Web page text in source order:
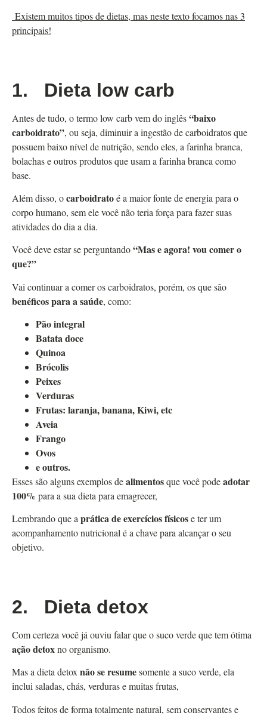
Existem muitos tipos de dietas, mas neste texto focamos nas 3
principais!
1. Dieta low carb
Antes de tudo, o termo low carb vem do inglês“baixo
carboidrato”, ou seja, diminuir a ingestão de carboidratos que
possuem baixo nível de nutrição, sendo eles, a farinha branca,
bolachas e outros produtos que usam a farinha branca como
base.
Além disso, ocarboidratoé a maior fonte de energia para o
corpo humano, sem ele você não teria força para fazer suas
atividades do dia a dia.
Você deve estar se perguntando“Mas e agora! vou comer o
que?”
Vai continuar a comer os carboidratos, porém, os que são
benéficos para a saúde, como:
Pão integral
Batata doce
Quinoa
Brócolis
Peixes
Verduras
Frutas: laranja, banana, Kiwi, etc
Aveia
Frango
Ovos
e outros.
Esses são alguns exemplos dealimentosque você podeadotar
100% para a sua dieta para emagrecer,
Lembrando que aprática de exercícios físicose ter um
acompanhamento nutricional é a chave para alcançar o seu
objetivo.
2. Dieta detox
Com certeza você já ouviu falar que o suco verde que tem ótima
ação detoxno organismo.
Mas a dieta detoxnão se resumesomente a suco verde, ela
inclui saladas, chás, verduras e muitas frutas,
Todos feitos de forma totalmente natural, sem conservantes e